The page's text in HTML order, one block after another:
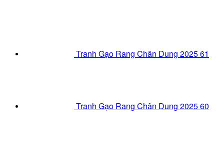
Tranh Gạo Rang Chân Dung 2025 61
Tranh Gạo Rang Chân Dung 2025 60